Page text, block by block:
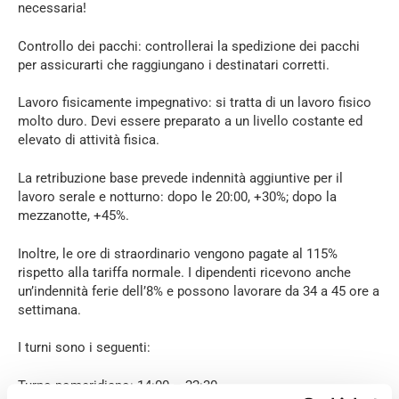
necessaria!
Controllo dei pacchi: controllerai la spedizione dei pacchi
per assicurarti che raggiungano i destinatari corretti.
Lavoro fisicamente impegnativo: si tratta di un lavoro fisico
molto duro. Devi essere preparato a un livello costante ed
elevato di attività fisica.
La retribuzione base prevede indennità aggiuntive per il
lavoro serale e notturno: dopo le 20:00, +30%; dopo la
mezzanotte, +45%.
Inoltre, le ore di straordinario vengono pagate al 115%
rispetto alla tariffa normale. I dipendenti ricevono anche
un’indennità ferie dell’8% e possono lavorare da 34 a 45 ore a
settimana.
I turni sono i seguenti:
Turno pomeridiano: 14:00 – 22:30